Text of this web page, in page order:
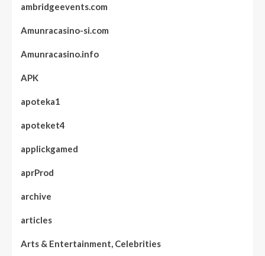
ambridgeevents.com
Amunracasino-si.com
Amunracasino.info
APK
apoteka1
apoteket4
applickgamed
aprProd
archive
articles
Arts & Entertainment, Celebrities